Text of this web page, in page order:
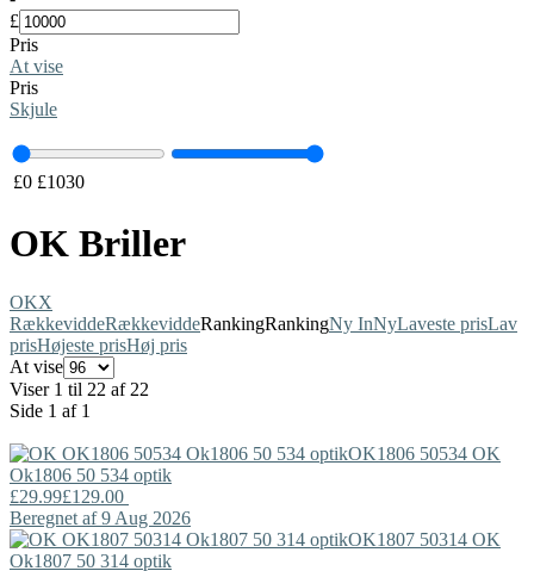
£
Pris
At vise
Pris
Skjule
£0 £1030
OK Briller
OKX
RækkeviddeRækkeviddeRankingRankingNy InNyLaveste prisLav
prisHøjeste prisHøj pris
At vise
Viser 1 til 22 af 22
Side 1 af 1
OK1806 50534 OK
Ok1806 50 534 optik
£29.99£129.00
Beregnet af 9 Aug 2026
OK1807 50314 OK
Ok1807 50 314 optik